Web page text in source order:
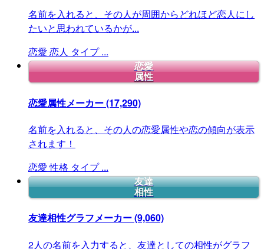
名前を入れると、その人が周囲からどれほど恋人にし
たいと思われているかが...
恋愛 恋人 タイプ ...
恋愛
属性
恋愛属性メーカー(17,290)
名前を入れると、その人の恋愛属性や恋の傾向が表示
されます！
恋愛 性格 タイプ ...
友達
相性
友達相性グラフメーカー(9,060)
2人の名前を入力すると、友達としての相性がグラフ